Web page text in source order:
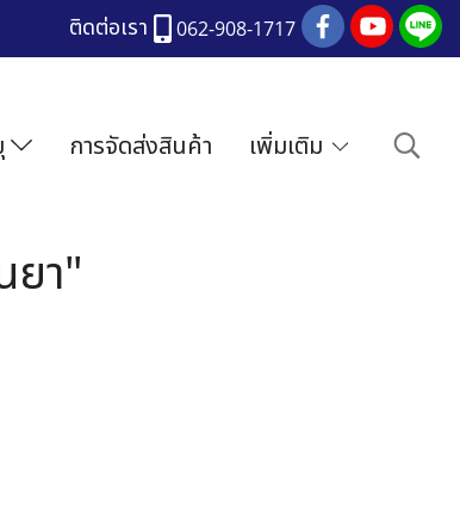
ติดต่อเรา 062-908-1717
การจัดส่งสินค้า เพิ่มเติม
ยา"